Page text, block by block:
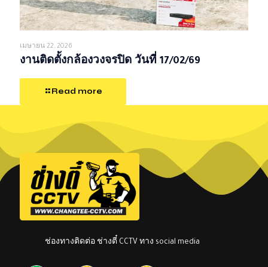
เมษายน 22, 2026
งานติดตั้งกล้องวงจรปิด วันที่ 17/02/69
Read more
ช่องทางติดต่อ ช่างตี๋ CCTV ทาง social media